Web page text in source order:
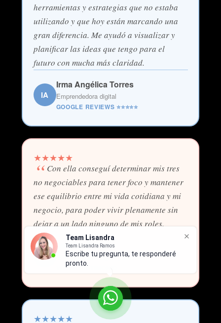
Team Lisandra
Team Lisandra Ramos
Escribe tu pregunta, te responderé
pronto.
herramientas y estrategias que no estaba
utilizando y que hoy están marcando una
gran diferencia. Me ayudó a visualizar y
planificar las ideas que tengo para el
futuro con mucha más claridad.
IA
Irma Angélica Torres
Emprendedora digital
GOOGLE REVIEWS ⭐⭐⭐⭐⭐
★★★★★
Con ella conseguí determinar mis tres
no negociables para tener foco y mantener
ese equilibrio entre mi vida cotidiana y mi
negocio, para poder vivir plenamente sin
dejar a un lado ninguno de mis roles.
JB
Jessica Briceño
Emprendedora digital y mamá
VIDEO TESTIMONIO
★★★★★